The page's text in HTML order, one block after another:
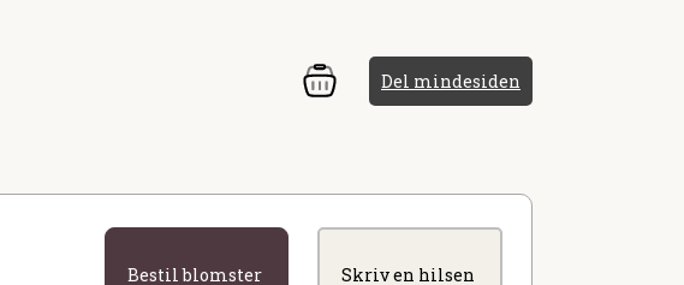
Del mindesiden
Bestil blomster
Skriv en hilsen